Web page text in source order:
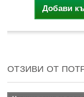
Добави
ОТЗИВИ ОТ